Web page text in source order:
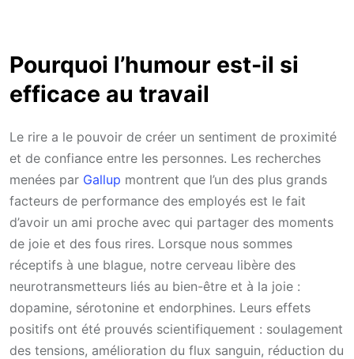
Pourquoi l’humour est-il si
efficace au travail
Le rire a le pouvoir de créer un sentiment de proximité
et de confiance entre les personnes. Les recherches
menées par Gallup montrent que l’un des plus grands
facteurs de performance des employés est le fait
d’avoir un ami proche avec qui partager des moments
de joie et des fous rires. Lorsque nous sommes
réceptifs à une blague, notre cerveau libère des
neurotransmetteurs liés au bien-être et à la joie :
dopamine, sérotonine et endorphines. Leurs effets
positifs ont été prouvés scientifiquement : soulagement
des tensions, amélioration du flux sanguin, réduction du